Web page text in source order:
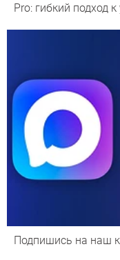
Pro: гибкий подход к
Подпишись на наш